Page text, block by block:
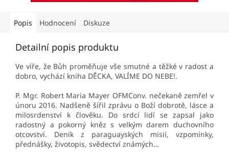
Popis Hodnocení Diskuze
Detailní popis produktu
Ve víře, že Bůh proměňuje vše smutné a těžké v radost a
dobro, vychází kniha DĚCKA, VALÍME DO NEBE!.
P. Mgr. Robert Maria Mayer OFMConv. nečekaně zemřel v
únoru 2016. Nadšeně šířil zprávu o Boží dobrotě, lásce a
milosrdenství k člověku. Do srdcí lidí se zapsal jako
radostný a pokorný kněz s velkým darem duchovního
otcovství. Deník z paraguayských misií, vzpomínky,
přednášky, životopis, svědectví známých…